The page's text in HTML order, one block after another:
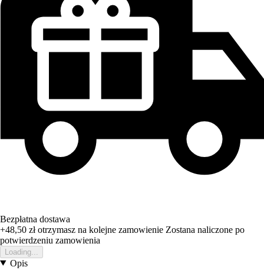
Bezpłatna dostawa
+48,50 złotrzymasz na kolejne zamowienie Zostana naliczone po
potwierdzeniu zamowienia
Loading...
Opis